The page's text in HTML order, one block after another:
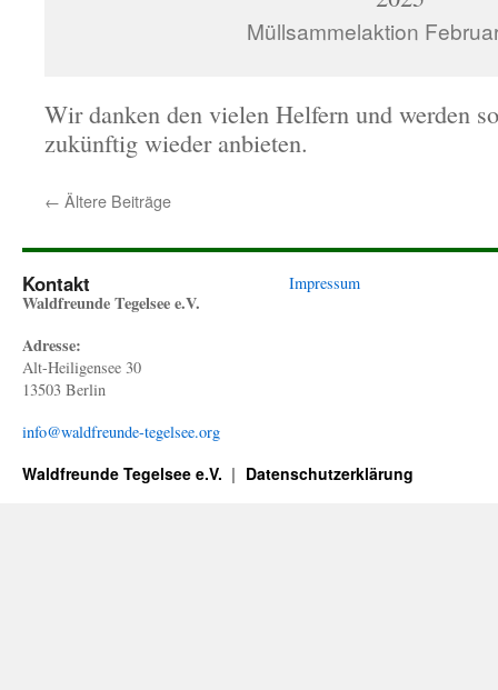
Müllsammelaktion
Wir danken den vielen Helfern und werden
zukünftig wieder anbieten.
← Ältere Beiträge
Kontakt
Waldfreunde Tegelsee e.V.
Adresse:
Alt-Heiligensee 30
13503 Berlin
info@waldfreunde-tegelsee.org
Impressum
Waldfreunde Tegelsee e.V. Datenschutzerklärung